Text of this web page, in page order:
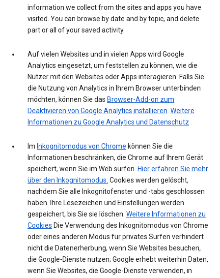
information we collect from the sites and apps you have
visited. You can browse by date and by topic, and delete
part or all of your saved activity.
Auf vielen Websites und in vielen Apps wird Google
Analytics eingesetzt, um feststellen zu können, wie die
Nutzer mit den Websites oder Apps interagieren. Falls Sie
die Nutzung von Analytics in Ihrem Browser unterbinden
möchten, können Sie das Browser-Add-on zum
Deaktivieren von Google Analytics installieren. Weitere
Informationen zu Google Analytics und Datenschutz
Im Inkognitomodus von Chrome können Sie die
Informationen beschränken, die Chrome auf Ihrem Gerät
speichert, wenn Sie im Web surfen. Hier erfahren Sie mehr
über den Inkognitomodus. Cookies werden gelöscht,
nachdem Sie alle Inkognitofenster und -tabs geschlossen
haben. Ihre Lesezeichen und Einstellungen werden
gespeichert, bis Sie sie löschen. Weitere Informationen zu
Cookies Die Verwendung des Inkognitomodus von Chrome
oder eines anderen Modus für privates Surfen verhindert
nicht die Datenerherbung, wenn Sie Websites besuchen,
die Google-Dienste nutzen; Google erhebt weiterhin Daten,
wenn Sie Websites, die Google-Dienste verwenden, in